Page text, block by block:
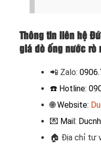
Thông tin liên hệ
giá dò ống nước rò
📲 Zalo:
☎️ Hotline:
🌐 Website:
💌 Mail:
🏠 Địa chỉ tư